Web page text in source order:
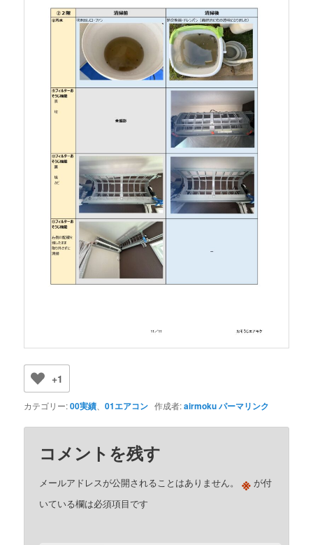
+1
カテゴリー:00実績 、01エアコン 作成者:airmokuパーマリンク
コメントを残す
メールアドレスが公開されることはありません。 ※ が付
いている欄は必須項目です